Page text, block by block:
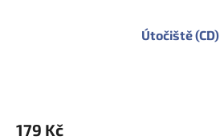
Útočiště (CD)
179 Kč